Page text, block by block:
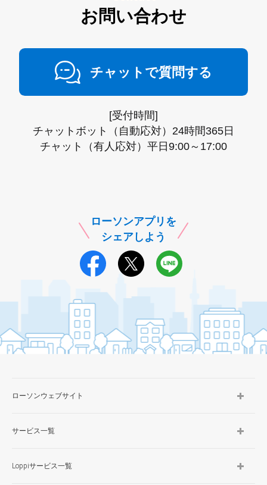
お問い合わせ
チャットで質問する
[受付時間]
チャットボット（自動応対）24時間365日
チャット（有人応対）平日9:00～17:00
ローソンアプリを
シェアしよう
ローソンウェブサイト
サービス一覧
Loppiサービス一覧